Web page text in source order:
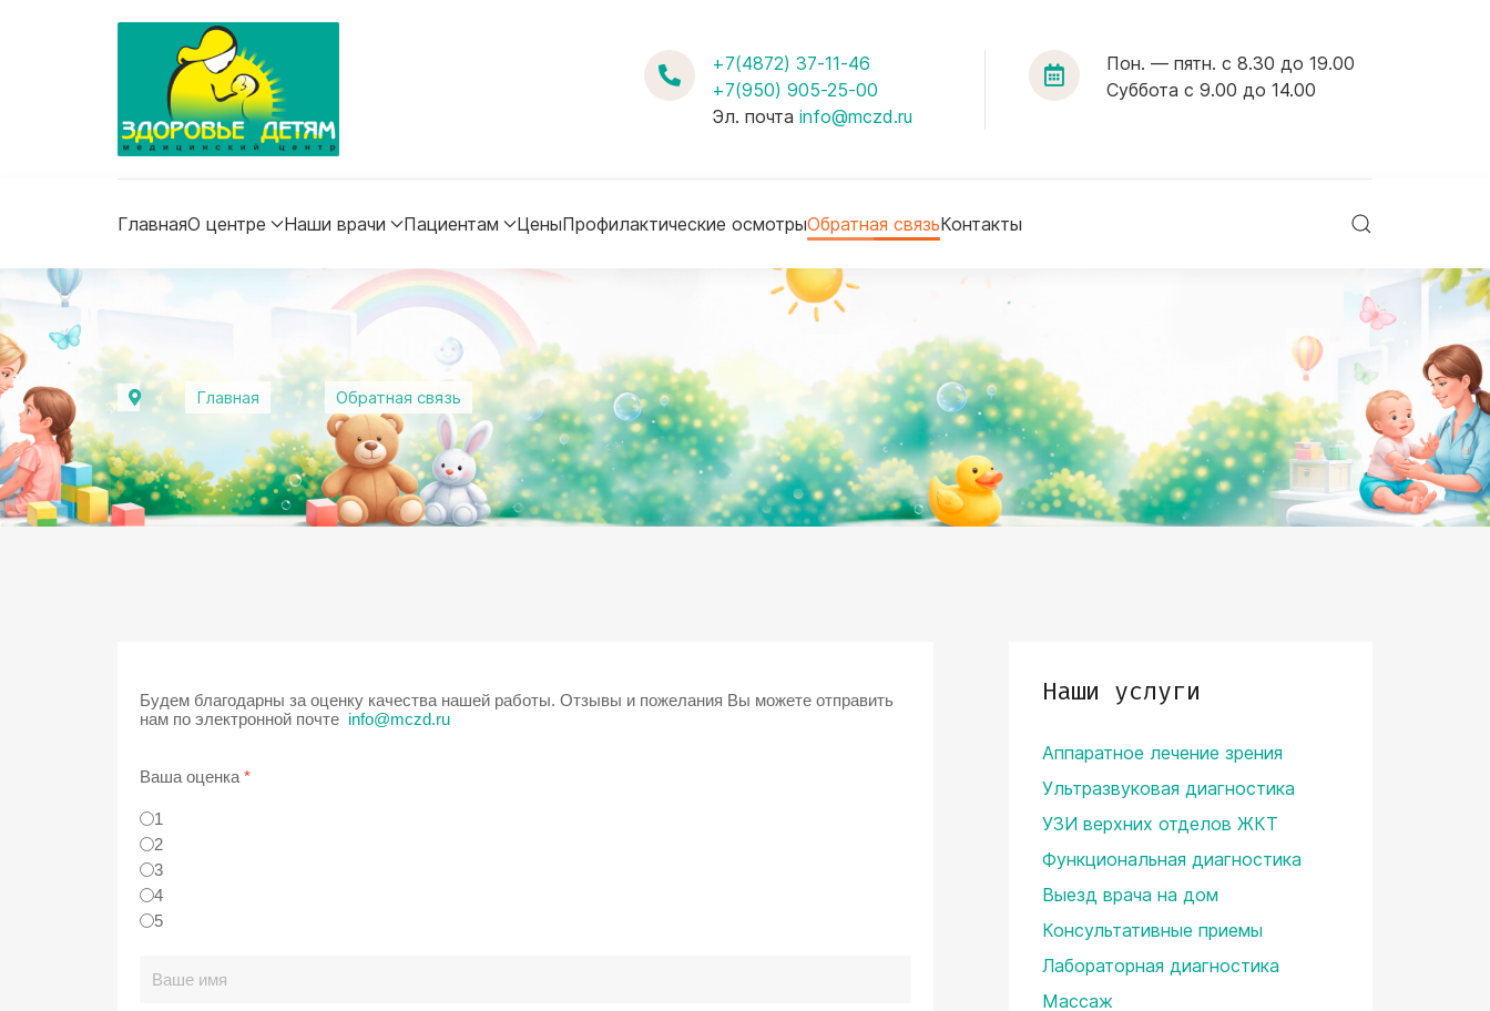
+7(4872) 37-11-46
+7(950) 905-25-00
Эл. почтаinfo@mczd.ru
Пон. — пятн. с 8.30 до 19.00
Суббота с 9.00 до 14.00
ГлавнаяО центре Наши врачи Пациентам ЦеныПрофилактические осмотрыОбратная связьКонтакты
Главная Обратная связь
Будем благодарны за оценку качества нашей работы. Отзывы и пожелания Вы можете отправить
нам по электронной почте info@mczd.ru
Ваша оценка *
1
2
3
4
5
Наши услуги
Аппаратное лечение зрения
Ультразвуковая диагностика
УЗИ верхних отделов ЖКТ
Функциональная диагностика
Выезд врача на дом
Консультативные приемы
Лабораторная диагностика
Массаж